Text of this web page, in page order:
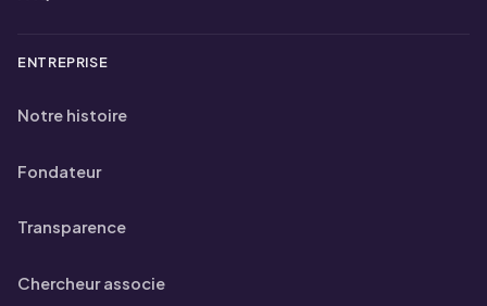
ENTREPRISE
Notre histoire
Fondateur
Transparence
Chercheur associe